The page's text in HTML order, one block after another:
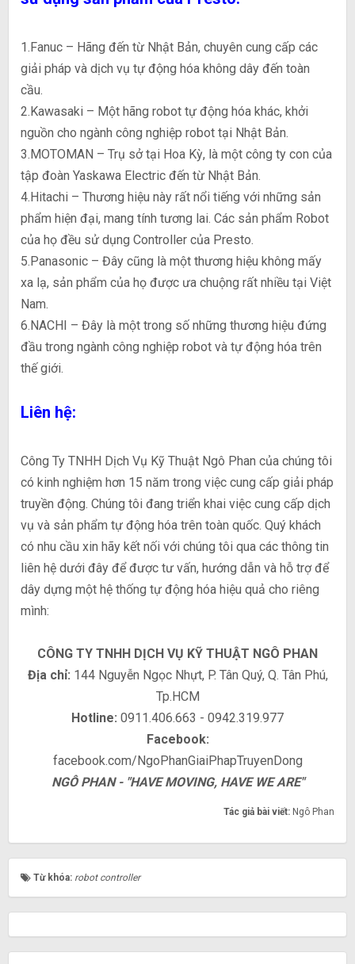
1.Fanuc – Hãng đến từ Nhật Bản, chuyên cung cấp các
giải pháp và dịch vụ tự động hóa không dây đến toàn
cầu.
2.Kawasaki – Một hãng robot tự động hóa khác, khởi
nguồn cho ngành công nghiệp robot tại Nhật Bản.
3.MOTOMAN – Trụ sở tại Hoa Kỳ, là một công ty con của
tập đoàn Yaskawa Electric đến từ Nhật Bản.
4.Hitachi – Thương hiệu này rất nổi tiếng với những sản
phẩm hiện đại, mang tính tương lai. Các sản phẩm Robot
của họ đều sử dụng Controller của Presto.
5.Panasonic – Đây cũng là một thương hiệu không mấy
xa lạ, sản phẩm của họ được ưa chuộng rất nhiều tại Việt
Nam.
6.NACHI – Đây là một trong số những thương hiệu đứng
đầu trong ngành công nghiệp robot và tự động hóa trên
thế giới.
Liên hệ:
Công Ty TNHH Dịch Vụ Kỹ Thuật Ngô Phan của chúng tôi
có kinh nghiệm hơn 15 năm trong việc cung cấp giải pháp
truyền động. Chúng tôi đang triển khai việc cung cấp dịch
vụ và sản phẩm tự động hóa trên toàn quốc. Quý khách
có nhu cầu xin hãy kết nối với chúng tôi qua các thông tin
liên hệ dưới đây để được tư vấn, hướng dẫn và hỗ trợ để
dây dựng một hệ thống tự động hóa hiệu quả cho riêng
mình:
CÔNG TY TNHH DỊCH VỤ KỸ THUẬT NGÔ PHAN
Địa chỉ: 144 Nguyễn Ngọc Nhựt, P. Tân Quý, Q. Tân Phú,
Tp.HCM
Hotline: 0911.406.663 - 0942.319.977
Facebook:
facebook.com/NgoPhanGiaiPhapTruyenDong
NGÔ PHAN - "HAVE MOVING, HAVE WE ARE"
Tác giả bài viết: Ngô Phan
Từ khóa: robot controller